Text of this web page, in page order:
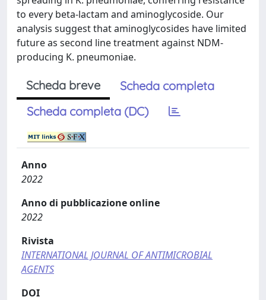
to every beta-lactam and aminoglycoside. Our
analysis suggest that aminoglycosides have limited
future as second line treatment against NDM-
producing K. pneumoniae.
Scheda breve
Scheda completa
Scheda completa (DC)
Anno
2022
Anno di pubblicazione online
2022
Rivista
INTERNATIONAL JOURNAL OF ANTIMICROBIAL
AGENTS
DOI